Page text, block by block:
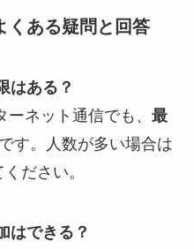
くある疑問と回答
はある？
ネット通信でも、 最
す。人数が多い場合は
ださい。
はできる？